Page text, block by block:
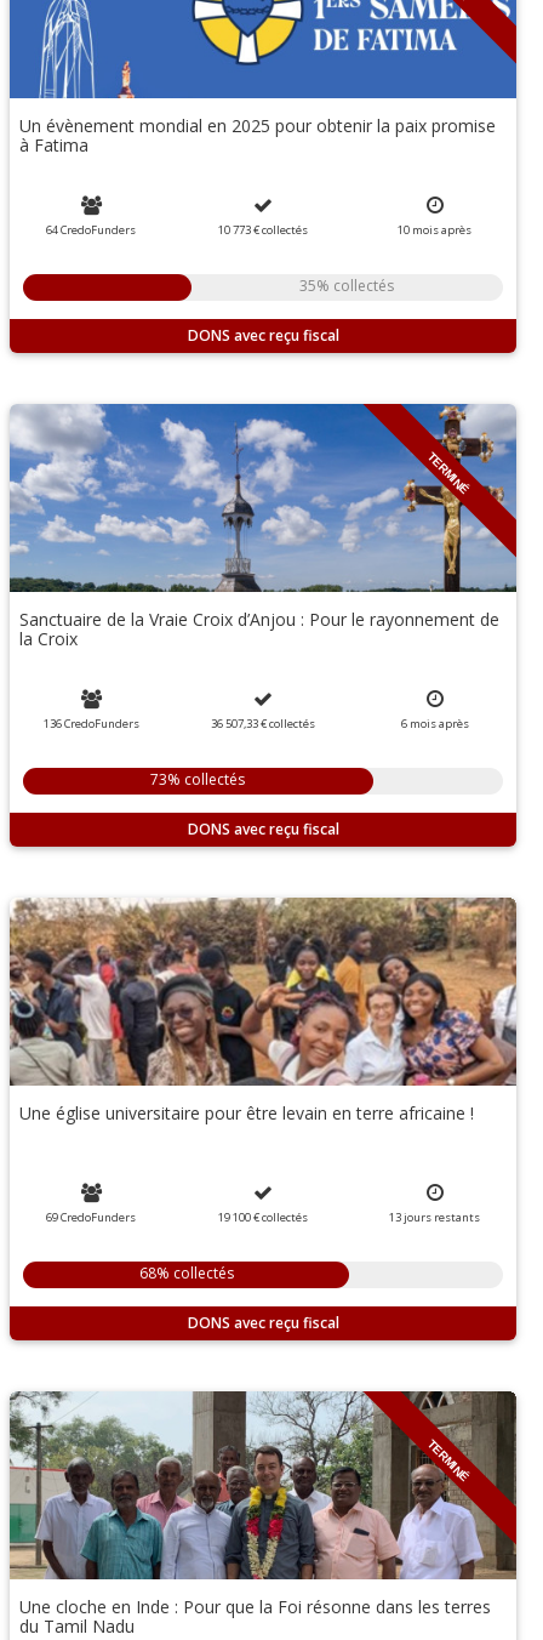
Un évènement mondial en 2025 pour obtenir la paix promise
à Fatima
64 CredoFunders 10 773 €collectés 10 moisaprès
35% collectés
DONS
TERMINÉ
Sanctuaire de la Vraie Croix d’Anjou : Pour le rayonnement de
la Croix
136 CredoFunders 36 507,33 €collectés 6moisaprès
73% collectés
DONS
Une église universitaire pour être levain en terre africaine !
69 CredoFunders 19 100 €collectés 13jours restants
68% collectés
DONS
TERMINÉ
Une cloche en Inde : Pour que la Foi résonne dans les terres
du Tamil Nadu